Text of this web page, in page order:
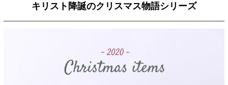
キリスト降誕のクリスマス物語シリーズ